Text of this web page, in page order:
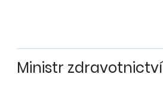
Ministr zdravotnictví